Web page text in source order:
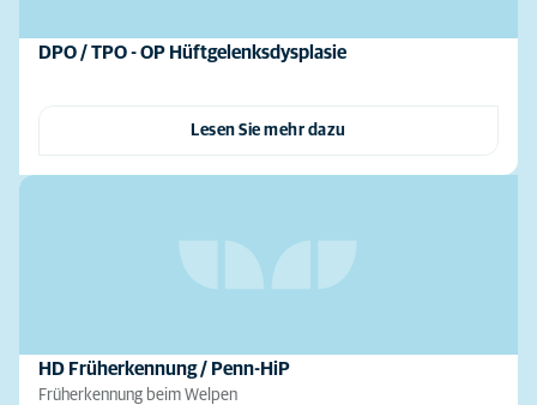
DPO / TPO - OP Hüftgelenksdysplasie
Lesen Sie mehr dazu
HD Früherkennung / Penn-HiP
Früherkennung beim Welpen